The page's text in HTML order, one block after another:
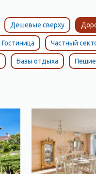
Дешевые сверху
Гостиница Частный
Базы отдыха